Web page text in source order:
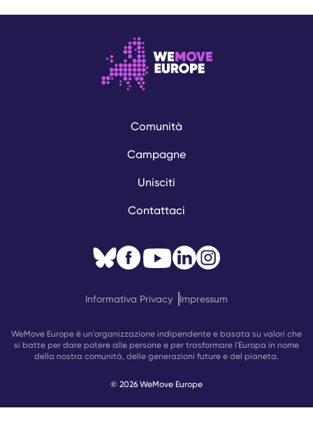
Comunità
Campagne
Unisciti
Contattaci
WeMove Europe è un'organizzazione indipendente e basata su valori che
si batte per dare potere alle persone e per trasformare l'Europa in nome
della nostra comunità, delle generazioni future e del pianeta.
© 2026 WeMove Europe
Informativa Privacy Impressum